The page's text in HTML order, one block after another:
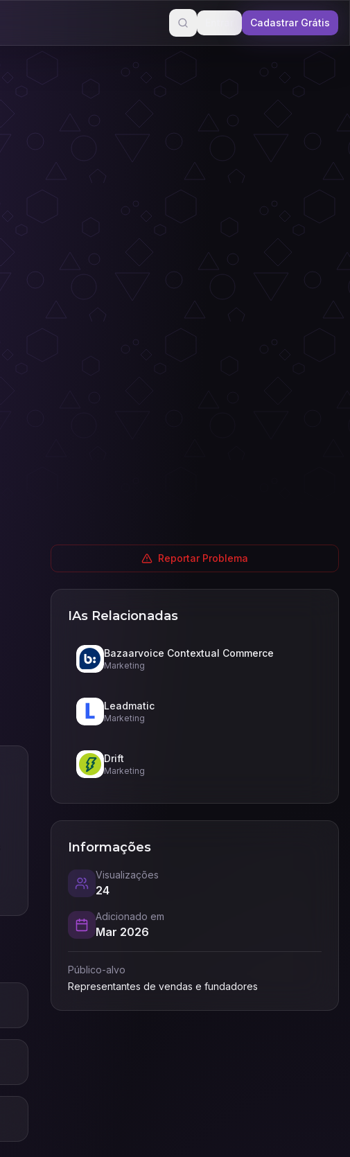
Cadastrar Grátis
Reportar Problema
IAs Relacionadas
Bazaarvoice Contextual Commerce
Marketing
Leadmatic
Marketing
Drift
Marketing
Informações
Visualizações
24
Adicionado em
Mar 2026
Público-alvo
Representantes de vendas e fundadores